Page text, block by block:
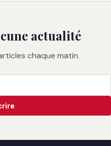
actualité
chaque matin.